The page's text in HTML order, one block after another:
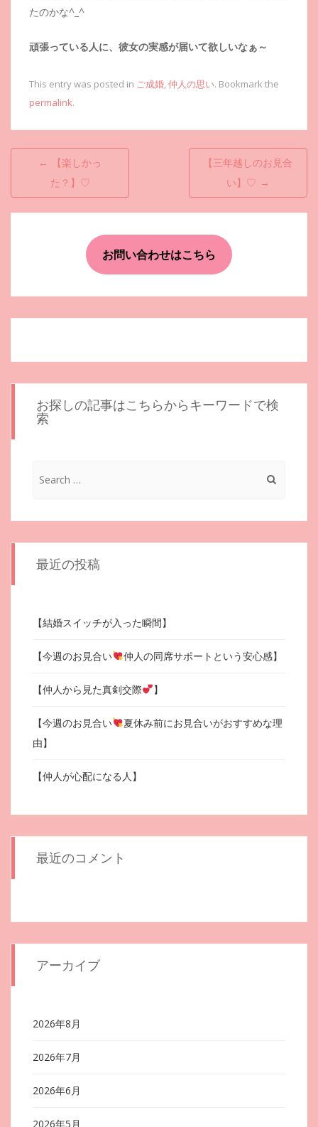
たのかな^_^
頑張っている人に、彼女の実感が届いて欲しいなぁ～
This entry was posted in ご成婚,仲人の思い. Bookmark the
permalink.
投
ナ
←
【楽しかっ
た？】♡
【三年越しのお見合
い】♡ →
お問い合わせはこちら
お探しの記事はこちらからキーワードで検
索
最近の投稿
【結婚スイッチが入った瞬間】
【今週のお見合い 仲人の同席サポートという安心感】
【仲人から見た真剣交際 】
【今週のお見合い
夏休み前にお見合いがおすすめな理
由】
【仲人が心配になる人】
最近のコメント
アーカイブ
2026年8月
2026年7月
2026年6月
2026年5月